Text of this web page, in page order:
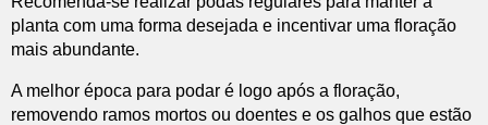
planta com uma forma desejada e incentivar uma floração
mais abundante.
A melhor época para podar é logo após a floração,
removendo ramos mortos ou doentes e os galhos que estão